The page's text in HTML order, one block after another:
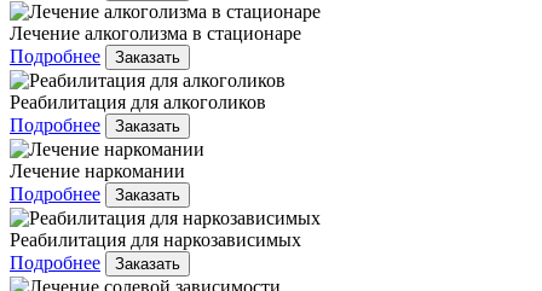
Лечение алкоголизма в стационаре
Подробнее
Заказать
Реабилитация для алкоголиков
Подробнее
Заказать
Лечение наркомании
Подробнее
Заказать
Реабилитация для наркозависимых
Подробнее
Заказать